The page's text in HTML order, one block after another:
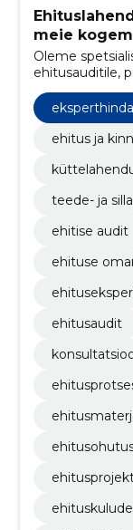
meie
Oleme
ehitusauditile,
abi ja tagades
ehitus ja
teede- ja
ehitise audit
ehituse
ehitusaudit